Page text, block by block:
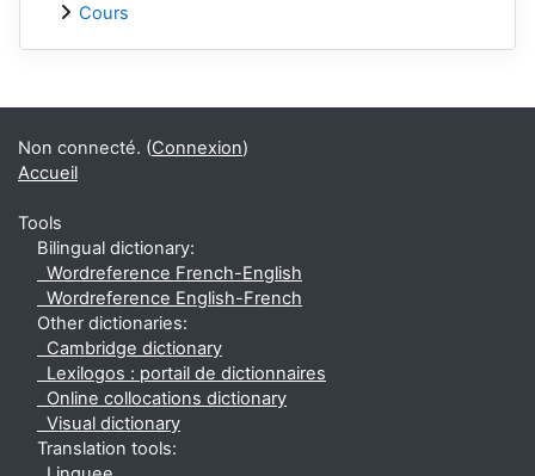
Cours
Blocs supplémentaires
Non connecté. (Connexion)
Accueil
Tools
Bilingual dictionary:
Wordreference French-English
Wordreference English-French
Other dictionaries:
Cambridge dictionary
Lexilogos : portail de dictionnaires
Online collocations dictionary
Visual dictionary
Translation tools: